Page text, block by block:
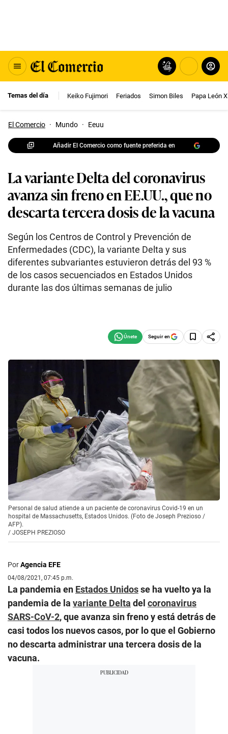
Temas del día Keiko Fujimori Feriados Simon Biles Papa León
El Comercio · Mundo · Eeuu
Añadir El Comercio como fuente preferida en
La variante Delta del coronavirus
avanza sin freno en EE.UU., que no
descarta tercera dosis de la vacuna
Según los Centros de Control y Prevención de
Enfermedades (CDC), la variante Delta y sus
diferentes subvariantes estuvieron detrás del 93 %
de los casos secuenciados en Estados Unidos
durante las dos últimas semanas de julio
Seguir en
Personal de salud atiende a un paciente de coronavirus Covid-19 en un
hospital de Massachusetts, Estados Unidos. (Foto de Joseph Prezioso /
AFP).
/ JOSEPH PREZIOSO
PorAgencia EFE
04/08/2021, 07:45 p.m.
La pandemia en Estados Unidosse ha vuelto ya la
pandemia de la variante Delta del coronavirus
SARS-CoV-2, que avanza sin freno y está detrás de
casi todos los nuevos casos, por lo que el Gobierno
no descarta administrar una tercera dosis de la
vacuna.